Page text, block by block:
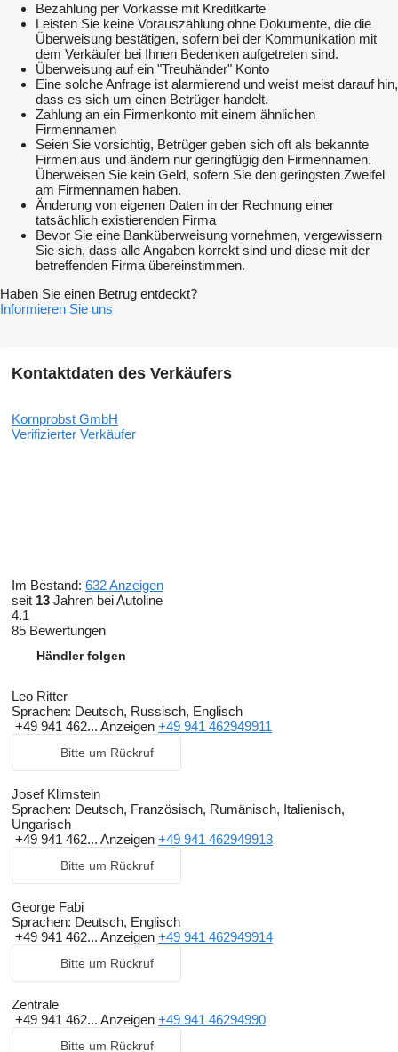
Bezahlung per Vorkasse mit Kreditkarte
Leisten Sie keine Vorauszahlung ohne Dokumente, die die
Überweisung bestätigen, sofern bei der Kommunikation mit
dem Verkäufer bei Ihnen Bedenken aufgetreten sind.
Überweisung auf ein "Treuhänder" Konto
Eine solche Anfrage ist alarmierend und weist meist darauf hin,
dass es sich um einen Betrüger handelt.
Zahlung an ein Firmenkonto mit einem ähnlichen
Firmennamen
Seien Sie vorsichtig, Betrüger geben sich oft als bekannte
Firmen aus und ändern nur geringfügig den Firmennamen.
Überweisen Sie kein Geld, sofern Sie den geringsten Zweifel
am Firmennamen haben.
Änderung von eigenen Daten in der Rechnung einer
tatsächlich existierenden Firma
Bevor Sie eine Banküberweisung vornehmen, vergewissern
Sie sich, dass alle Angaben korrekt sind und diese mit der
betreffenden Firma übereinstimmen.
Haben Sie einen Betrug entdeckt?
Informieren Sie uns
Kontaktdaten des Verkäufers
Kornprobst GmbH
Verifizierter Verkäufer
Im Bestand: 632 Anzeigen
seit 13 Jahren bei Autoline
4.1
85 Bewertungen
Händler folgen
Leo Ritter
Sprachen: Deutsch, Russisch, Englisch
+49 941 462... Anzeigen +49 941 462949911
Bitte um Rückruf
Josef Klimstein
Sprachen: Deutsch, Französisch, Rumänisch, Italienisch,
Ungarisch
+49 941 462... Anzeigen +49 941 462949913
Bitte um Rückruf
George Fabi
Sprachen: Deutsch, Englisch
+49 941 462... Anzeigen +49 941 462949914
Bitte um Rückruf
Zentrale
+49 941 462... Anzeigen +49 941 46294990
Bitte um Rückruf